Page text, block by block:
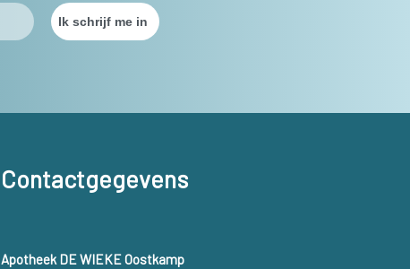
Contactgegevens
Apotheek DE WIEKE Oostkamp